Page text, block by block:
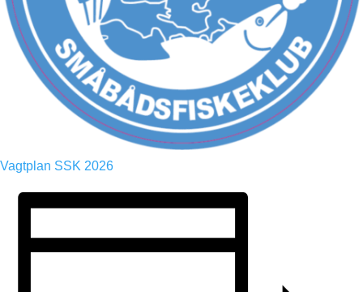
Vagtplan SSK 2026